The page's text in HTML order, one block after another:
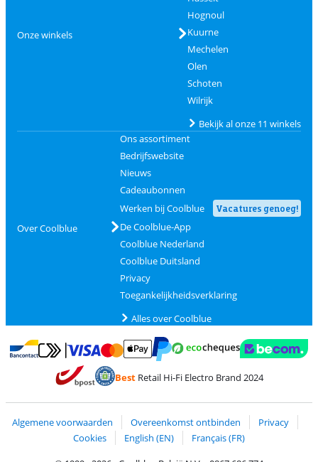
Onze winkels
Hognoul
Kuurne
Mechelen
Olen
Schoten
Wilrijk
Bekijk al onze 11 winkels
Over Coolblue
Ons assortiment
Bedrijfswebsite
Nieuws
Cadeaubonnen
Werken bij Coolblue
Vacatures genoeg!
De Coolblue-App
Coolblue Nederland
Coolblue Duitsland
Privacy
Toegankelijkheidsverklaring
Alles over Coolblue
Betalen met Bancontact
Betalen met MasterCard en Visa via ClickToPay
BestRetail Hi-Fi Electro Brand 2024
Algemene voorwaarden Overeenkomst ontbinden
Privacy
Cookies
English (EN)
Français (FR)